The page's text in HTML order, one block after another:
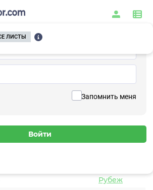
Запомнить меня
ЛИСТЫ
/ Системы питания и энергетики /
источники питания / БР 12 - 2х12
питания
Рубеж